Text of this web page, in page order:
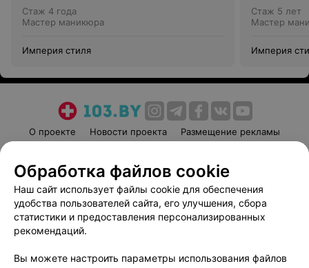
Стаж 4 года
Мастер маникюра
Империя стиля
Стаж 5 лет
Мастер
Империя
О проекте Новости проекта
Размещение рекламы
Пользовательское соглашение
Способы оплаты
Вакансии
Партнеры
Написать руководителю 103.by
Обработка файлов cookie
Наш сайт использует файлы cookie для обеспечения
удобства пользователей сайта, его улучшения, сбора
статистики и предоставления персонализированных
рекомендаций.
Вы можете настроить параметры использования файлов